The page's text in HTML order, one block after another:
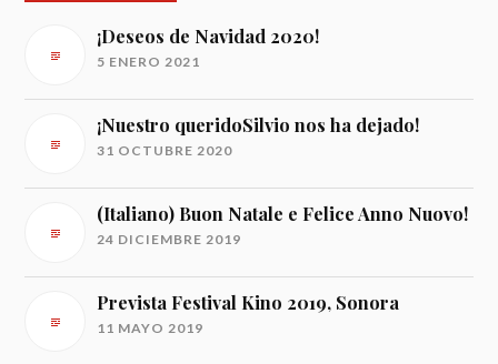
¡Deseos de Navidad 2020!
5 ENERO 2021
¡Nuestro queridoSilvio nos ha dejado!
31 OCTUBRE 2020
(Italiano) Buon Natale e Felice Anno Nuovo!
24 DICIEMBRE 2019
Prevista Festival Kino 2019, Sonora
11 MAYO 2019